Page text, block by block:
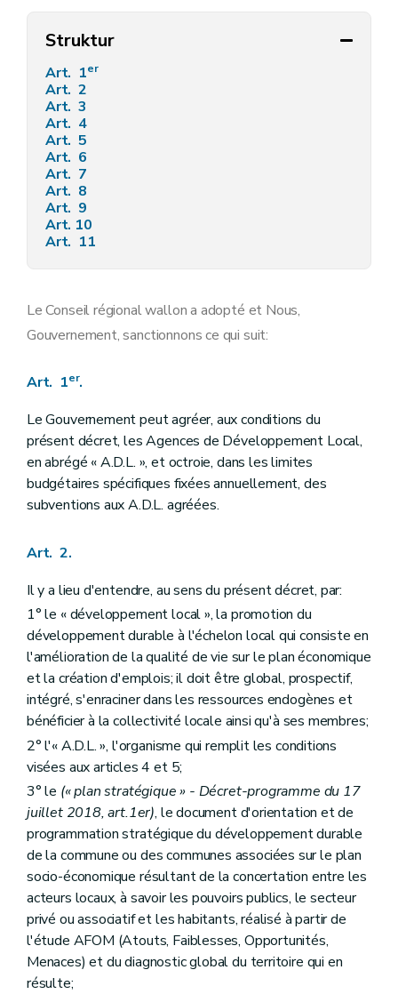
Struktur
Art. 1er
Art. 2
Art. 3
Art. 4
Art. 5
Art. 6
Art. 7
Art. 8
Art. 9
Art. 10
Art. 11
Le Conseil régional wallon a adopté et Nous,
Gouvernement, sanctionnons ce qui suit:
Art. 1er.
Le Gouvernement peut agréer, aux conditions du
présent décret, les Agences de Développement Local,
en abrégé « A.D.L. », et octroie, dans les limites
budgétaires spécifiques fixées annuellement, des
subventions aux A.D.L. agréées.
Art. 2.
Il y a lieu d'entendre, au sens du présent décret, par:
1° le « développement local », la promotion du
développement durable à l'échelon local qui consiste en
l'amélioration de la qualité de vie sur le plan économique
et la création d'emplois; il doit être global, prospectif,
intégré, s'enraciner dans les ressources endogènes et
bénéficier à la collectivité locale ainsi qu'à ses membres;
2° l'« A.D.L. », l'organisme qui remplit les conditions
visées aux articles 4 et 5;
3° le (« plan stratégique » - Décret-programme du 17
juillet 2018, art.1er), le document d'orientation et de
programmation stratégique du développement durable
de la commune ou des communes associées sur le plan
socio-économique résultant de la concertation entre les
acteurs locaux, à savoir les pouvoirs publics, le secteur
privé ou associatif et les habitants, réalisé à partir de
l'étude AFOM (Atouts, Faiblesses, Opportunités,
Menaces) et du diagnostic global du territoire qui en
résulte;